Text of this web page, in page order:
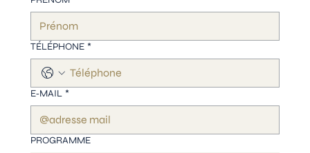
TÉLÉPHONE *
E‑MAIL *
PROGRAMME